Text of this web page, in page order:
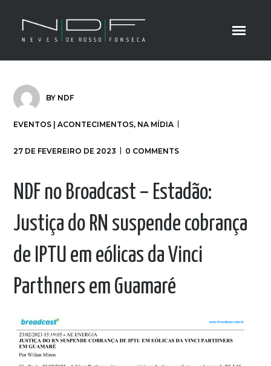
BY NDF
EVENTOS | ACONTECIMENTOS, NA MÍDIA
27 DE FEVEREIRO DE 2023 0 COMMENTS
NDF no Broadcast – Estadão:
Justiça do RN suspende cobrança
de IPTU em eólicas da Vinci
Parthners em Guamaré